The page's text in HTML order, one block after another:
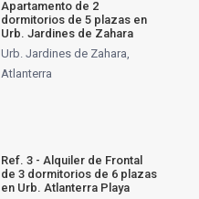
Apartamento de 2
dormitorios de 5 plazas en
Urb. Jardines de Zahara
Urb. Jardines de Zahara,
Atlanterra
Ref. 3 - Alquiler de Frontal
de 3 dormitorios de 6 plazas
en Urb. Atlanterra Playa